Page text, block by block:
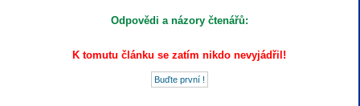
Odpovědi a názory čtenářů:
K tomutu článku se zatím nikdo nevyjádřil!